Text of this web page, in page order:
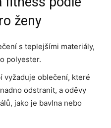
ženy
s teplejšími materiály,
polyester.
vyžaduje oblečení, které
odstranit, a oděvy
jako je bavlna nebo